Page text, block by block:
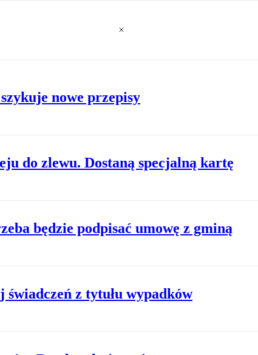
nowe przepisy
do zlewu. Dostaną specjalną kartę
będzie podpisać umowę z gminą
z tytułu wypadków